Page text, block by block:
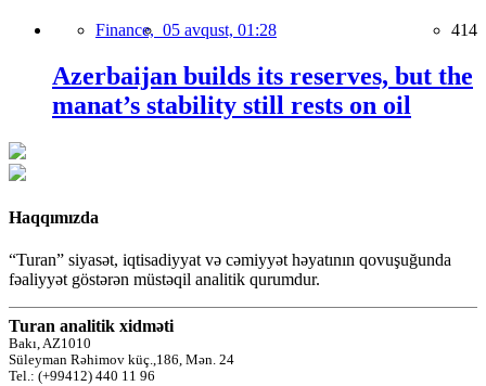
Finance, 05 avqust, 01:28 414
Azerbaijan builds its reserves, but the
manat’s stability still rests on oil
Haqqımızda
“Turan” siyasət, iqtisadiyyat və cəmiyyət həyatının qovuşuğunda
fəaliyyət göstərən müstəqil analitik qurumdur.
Turan analitik xidməti
Bakı, AZ1010
Süleyman Rəhimov küç.,186, Mən. 24
Tel.: (+99412) 440 11 96